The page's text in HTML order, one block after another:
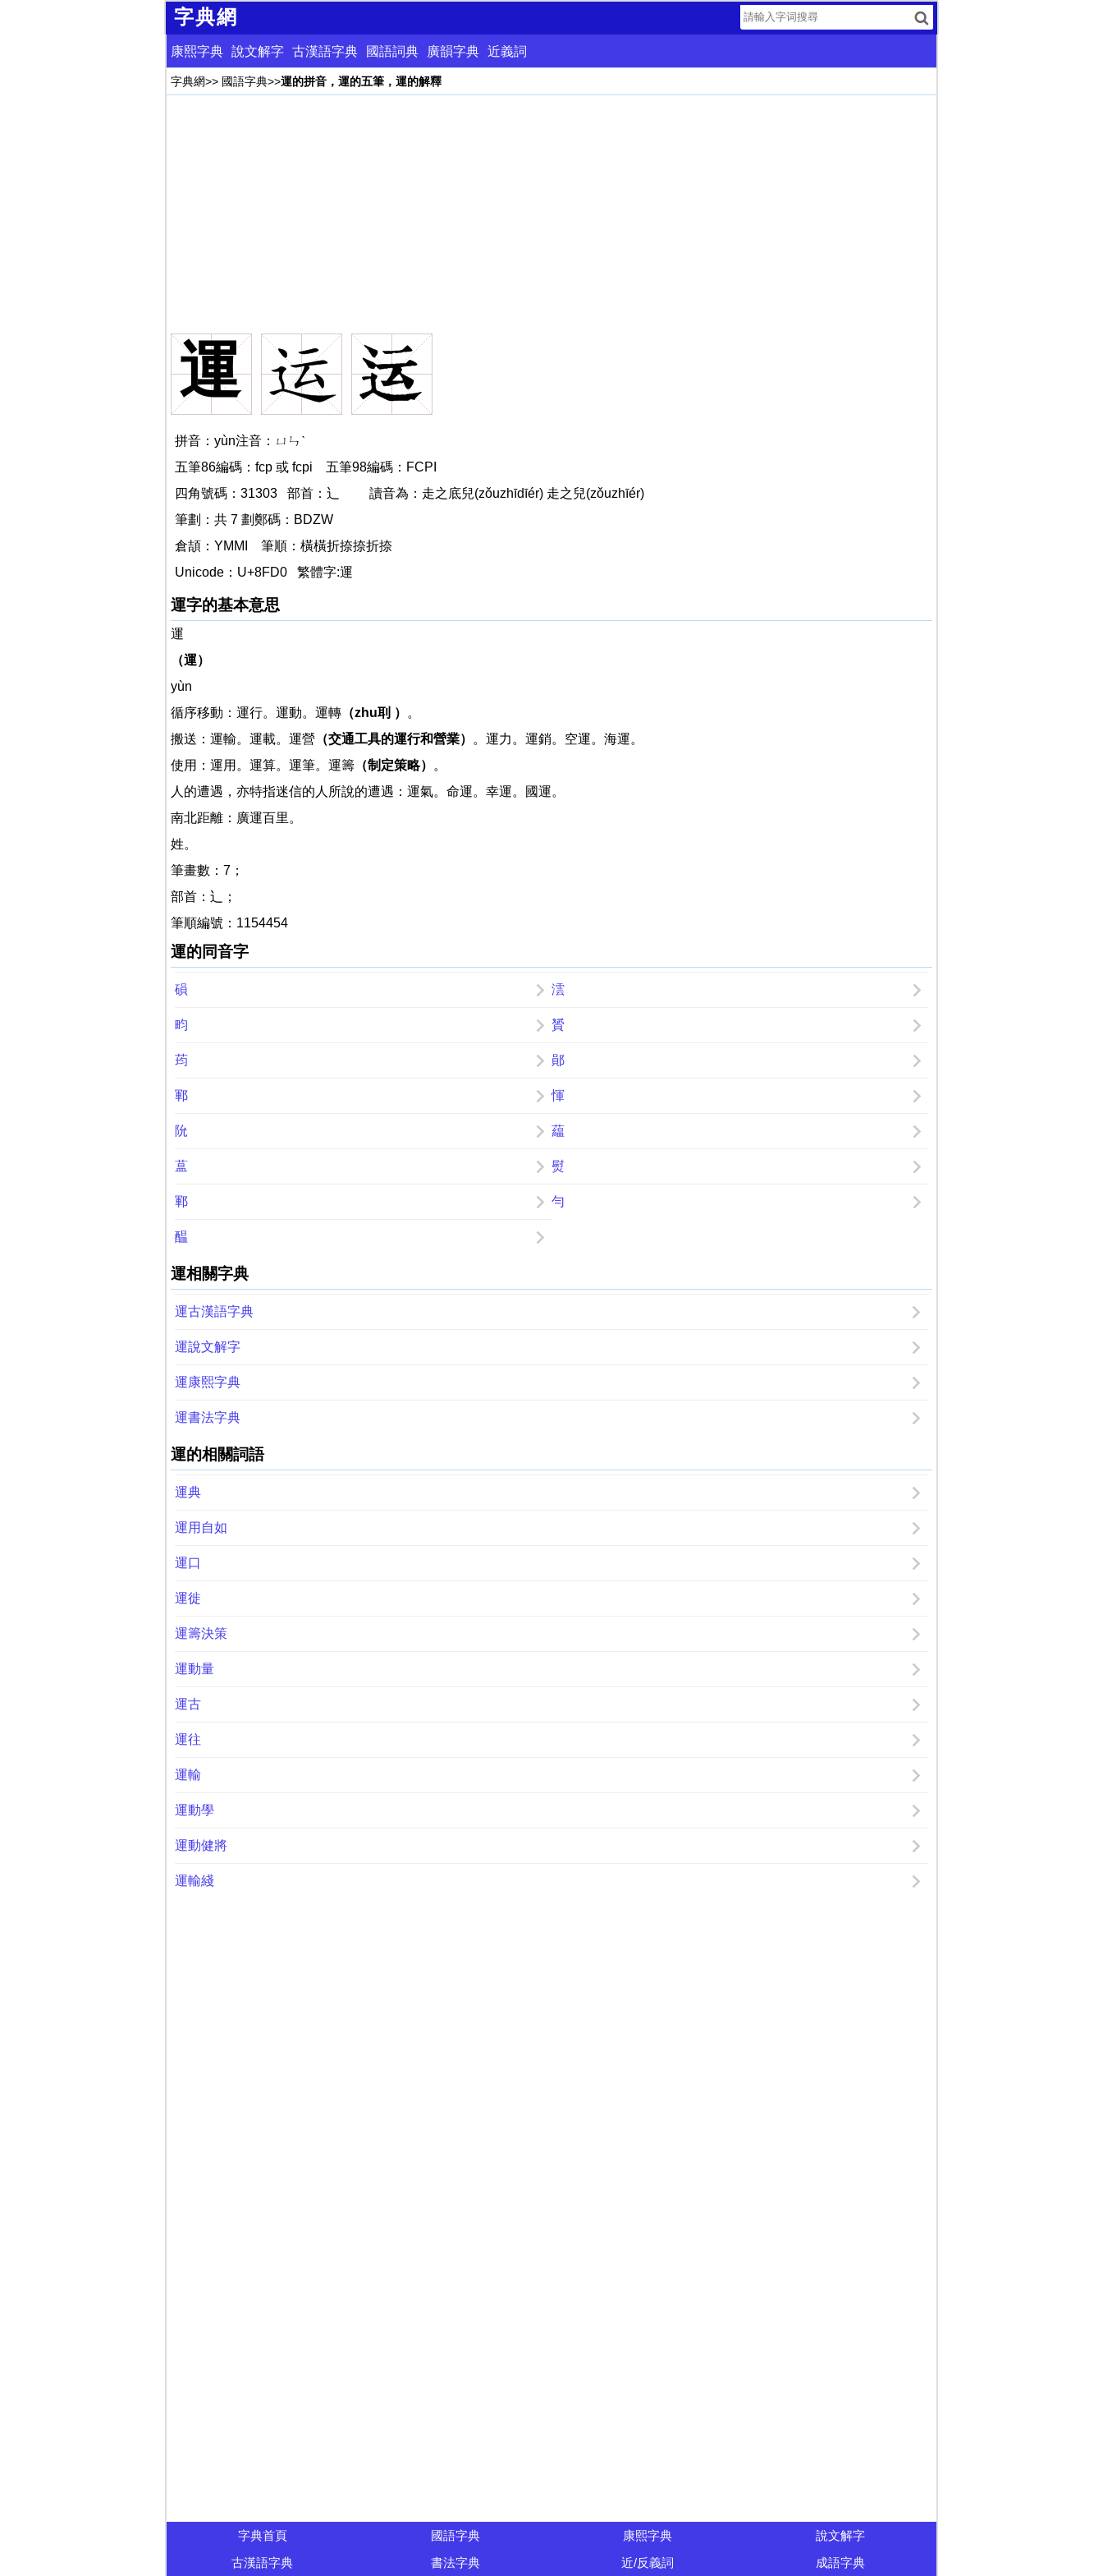
字典網
康熙字典 說文解字 古漢語字典 國語詞典 廣韻字典 近義詞
字典網>> 國語字典>>運的拼音，運的五筆，運的解釋
運
拼音：yùn注音：ㄩㄣˋ
五筆86編碼：fcp 或 fcpi 五筆98編碼：FCPI
四角號碼：31303 部首：辶
讀音為：走之底兒(zǒuzhīdīér) 走之兒(zǒuzhīér)
筆劃：共 7 劃鄭碼：BDZW
倉頡：YMMI 筆順：橫橫折捺捺折捺
Unicode：U+8FD0 繁體字:運
運字的基本意思
運
（運）
yùn
循序移動：運行。運動。運轉（zhu刵 ）
。
搬送：運輸。運載。運營（交通工具的運行和營業）
。運力。運銷。空運。海運。
使用：運用。運算。運筆。運籌（制定策略）
。
人的遭遇，亦特指迷信的人所說的遭遇：運氣。命運。幸運。國運。
南北距離：廣運百里。
姓。
筆畫數：7；
部首：辶；
筆順編號：1154454
運的同音字
磒 澐
畇 贇
荺 鄖
鄆 惲
阭 藴
蒀 熨
鄆 勻
醖
運相關字典
運古漢語字典
運說文解字
運康熙字典
運書法字典
運的相關詞語
運典
運用自如
運口
運徙
運籌決策
運動量
運古
運往
運輸
運動學
運動健將
運輸綫
字典首頁 國語字典 康熙字典
說文解字
古漢語字典
書法字典 近/反義詞 成語字典